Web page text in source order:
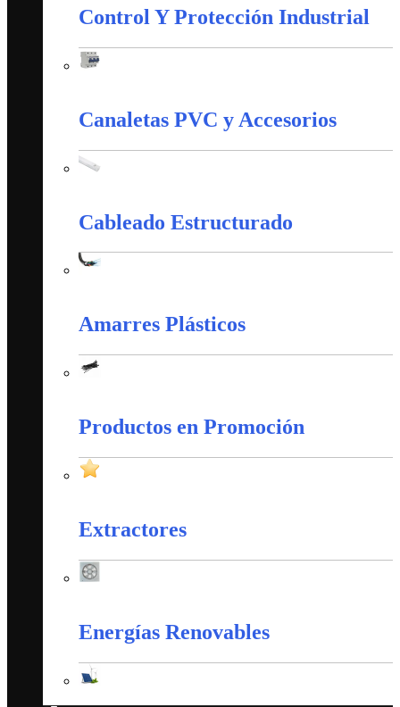
Control Y Protección Industrial
Canaletas PVC y Accesorios
Cableado Estructurado
Amarres Plásticos
Productos en Promoción
Extractores
Energías Renovables